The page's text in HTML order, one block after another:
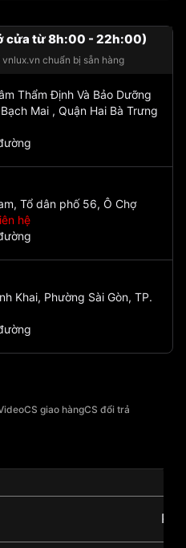
cửa từ 8h:00 - 22h:00)
chuẩn bị sẵn hàng
Thẩm Định Và Bảo Dưỡng
Mai , Quận Hai Bà Trưng
Tổ dân phố 56, Ô Chợ
hệ
Khai, Phường Sài Gòn, TP.
CS giao hàngCS đổi trả